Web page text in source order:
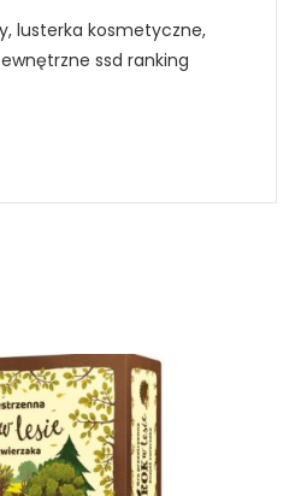
lusterka kosmetyczne,
ssd ranking